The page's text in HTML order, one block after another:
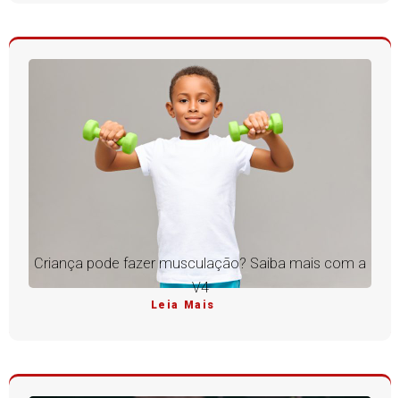
Criança pode fazer musculação? Saiba mais com a
V4
Leia Mais